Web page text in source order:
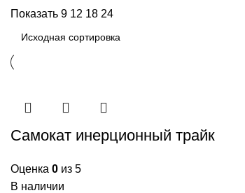
Показать 9 12 18 24
Самокат инерционный трайк
Оценка 0 из 5
В наличии